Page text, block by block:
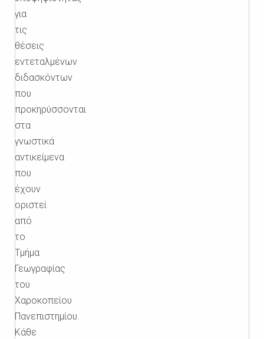
για
τις
θέσεις
εντεταλμένων
διδασκόντων
που
προκηρύσσονται
στα
γνωστικά
αντικείμενα
που
έχουν
οριστεί
από
το
Τμήμα
Γεωγραφίας
του
Χαροκοπείου
Πανεπιστημίου.
Κάθε